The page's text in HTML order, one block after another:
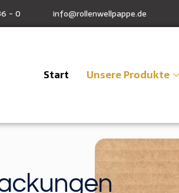
- 0 info@rollenwellpappe.de
Start Unsere Produkte